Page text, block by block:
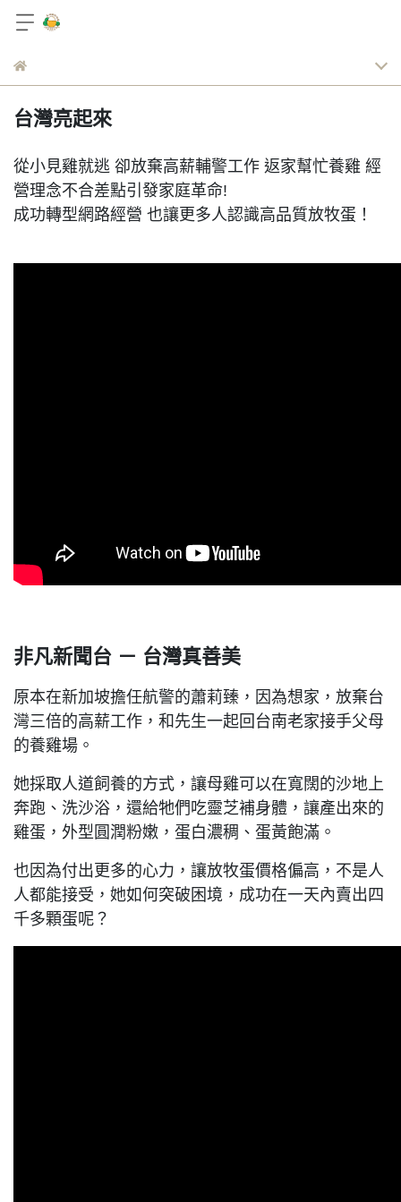
台灣亮起來
從小見雞就逃 卻放棄高薪輔警工作 返家幫忙養雞 經
營理念不合差點引發家庭革命!
成功轉型網路經營 也讓更多人認識高品質放牧蛋！
非凡新聞台 － 台灣真善美
原本在新加坡擔任航警的蕭莉臻，因為想家，放棄台
灣三倍的高薪工作，和先生一起回台南老家接手父母
的養雞場。
她採取人道飼養的方式，讓母雞可以在寬闊的沙地上
奔跑、洗沙浴，還給牠們吃靈芝補身體，讓產出來的
雞蛋，外型圓潤粉嫩，蛋白濃稠、蛋黃飽滿。
也因為付出更多的心力，讓放牧蛋價格偏高，不是人
人都能接受，她如何突破困境，成功在一天內賣出四
千多顆蛋呢？